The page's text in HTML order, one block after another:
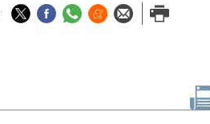
TwitterFacebook
Whatsapp
Menéame
Enviar porImprimir